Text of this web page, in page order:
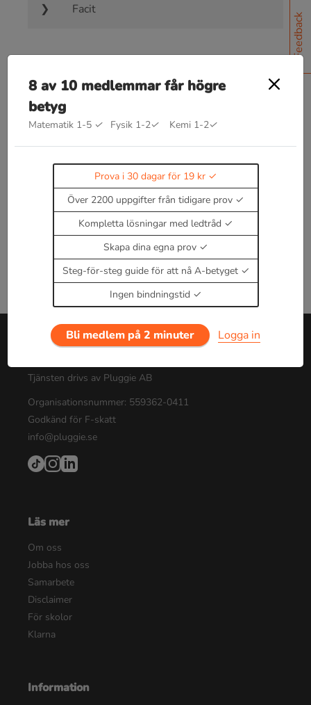
Feedback
Facit
Bra att kunna inom atomers
uppbyggnad
Kommer snart!
Enbart medlemmar kan kommentera.Prova i 30
dagar för 19 kr.
Logga inellerBli medlem nu
8 av 10 medlemmar får högre
betyg
Matematik 1-5 ✓ Fysik 1-2✓ Kemi 1-2✓
Prova i 30 dagar för 19 kr
Över 2200 uppgifter från tidigare prov
Kompletta lösningar med ledtråd
Skapa dina egna prov
Steg-för-steg guide för att nå A-betyget
Ingen bindningstid
Bli medlem på 2 minuter
Logga in
Tjänsten drivs av Pluggie AB
Organisationsnummer: 559362-0411
Godkänd för F-skatt
info@pluggie.se
Läs mer
Om oss
Jobba hos oss
Samarbete
Disclaimer
För skolor
Klarna
Information